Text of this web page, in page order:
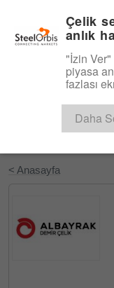
< Anasayfa
Çelik
anlık
"İzin Ver"
piyasa
fazlası
Daha